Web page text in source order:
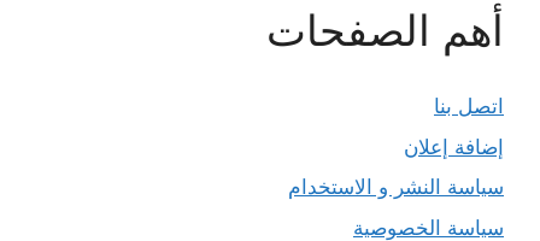
أهم الصفحات
اتصل بنا
إضافة إعلان
سياسة النشر و الاستخدام
سياسة الخصوصية